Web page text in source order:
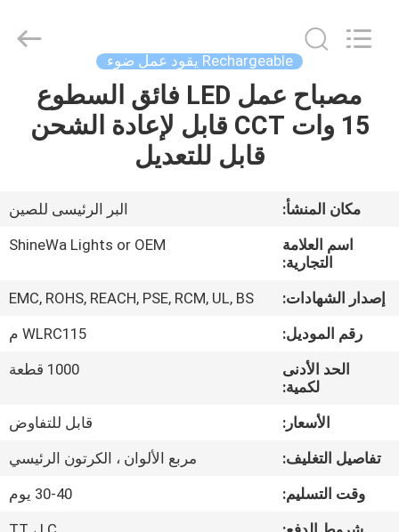
المنزل
فيديوهات
جولة
المصنع
الجودة
Rechargeable يقود عمل ضوء
مصباح عمل LED فائق السطوع
15 وات CCT قابل لإعادة الشحن
قابل للتعديل
مكان المنشأ:
البر الرئيسى للصين
اسم العلامة
التجارية:
ShineWa Lights or OEM
إصدار الشهادات:
EMC, ROHS, REACH, PSE, RCM, UL, BS
رقم الموديل:
WLRC115 م
الحد الأدنى
لكمية:
1000 قطعة
الأسعار:
قابل للتفاوض
تفاصيل التغليف:
مربع الألوان ، الكرتون الرئيسي
وقت التسليم:
30-40 يوم